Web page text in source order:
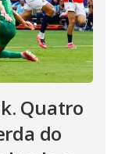
Quatro
do